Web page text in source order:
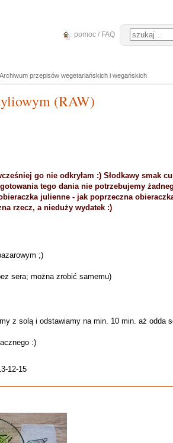
pomoc / FAQ
Archiwum przepisów wegetariańskich i wegańskich
(RAW)
go nie odkryłam :) Słodkawy smak
tego dania nie potrzebujemy
julienne - jak poprzeczna
rzecz, a nieduży wydatek :)
;)
sera; można zrobić samemu)
z solą i odstawiamy na min. 10 min. aż odda
:)
12-15